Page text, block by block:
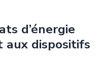
d’énergie
aux dispositifs